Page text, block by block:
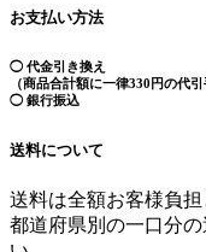
お支払い方法
◯ 代金引き換え
（商品合計額に一律330円の代
◯ 銀行振込
送料について
送料は全額お客様負担
都道府県別の一口分